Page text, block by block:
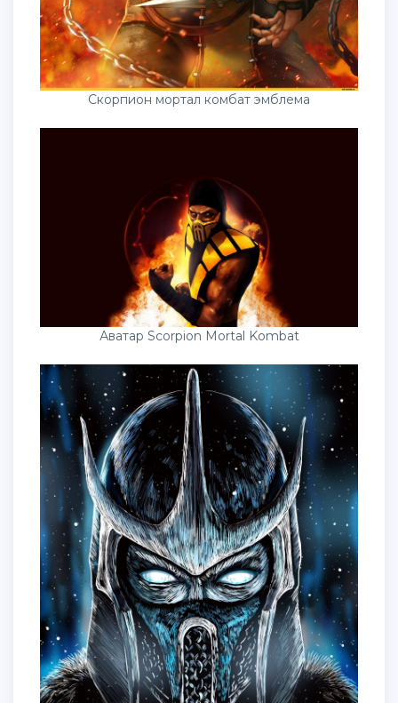
Скорпион мортал комбат эмблема
Аватар Scorpion Mortal Kombat